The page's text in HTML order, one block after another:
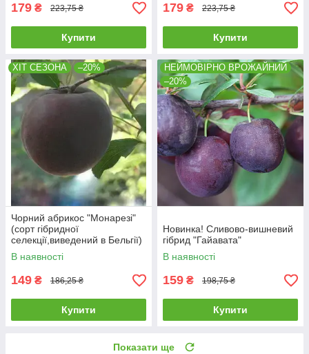
179 ₴ 223,75 ₴
Купити
179 ₴ 223,75 ₴
Купити
ХІТ СЕЗОНА –20%
Чорний абрикос "Монарезі"
(сорт гібридної
селекції,виведений в Бельгії)
В наявності
149 ₴ 186,25 ₴
Купити
НЕЙМОВІРНО ВРОЖАЙНИЙ
–20%
Новинка! Сливово-вишневий
гібрид "Гайавата"
В наявності
159 ₴ 198,75 ₴
Купити
Показати ще